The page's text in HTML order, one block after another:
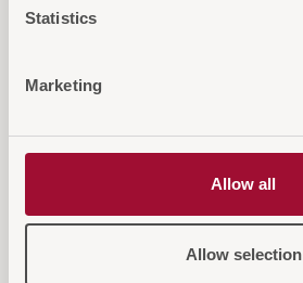
Statistics
Marketing
Allow all
Allow selection